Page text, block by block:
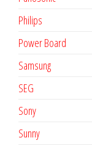
Philips
Power Board
Samsung
SEG
Sony
Sunny